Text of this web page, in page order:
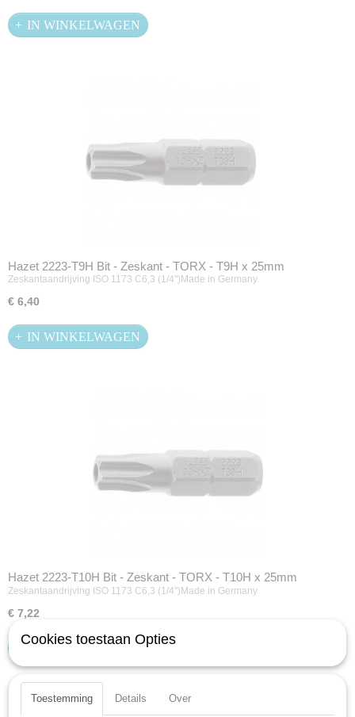
IN WINKELWAGEN
Hazet 2223-T9H Bit - Zeskant - TORX - T9H x 25mm
Zeskantaandrijving ISO 1173 C6,3 (1/4'')Made in Germany
€ 6,40
IN WINKELWAGEN
Hazet 2223-T10H Bit - Zeskant - TORX - T10H x 25mm
Zeskantaandrijving ISO 1173 C6,3 (1/4'')Made in Germany
€ 7,22
IN WINKELWAGEN
Cookies toestaan Opties
Toestemming Details Over